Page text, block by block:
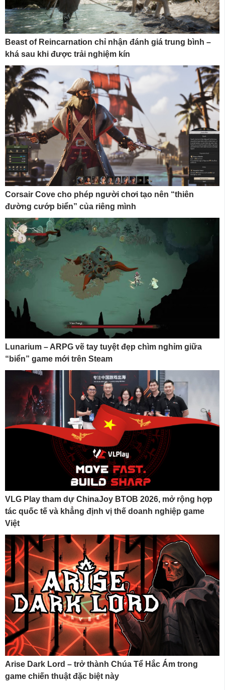
Beast of Reincarnation chỉ nhận đánh giá trung bình –
khá sau khi được trải nghiệm kín
Corsair Cove cho phép người chơi tạo nên “thiên
đường cướp biển” của riêng mình
Lunarium – ARPG vẽ tay tuyệt đẹp chìm nghỉm giữa
“biển” game mới trên Steam
VLG Play tham dự ChinaJoy BTOB 2026, mở rộng hợp
tác quốc tế và khẳng định vị thế doanh nghiệp game
Việt
Arise Dark Lord – trở thành Chúa Tể Hắc Ám trong
game chiến thuật đặc biệt này